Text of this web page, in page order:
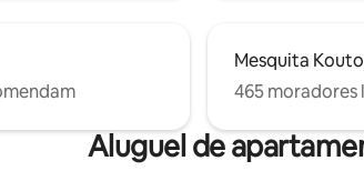
Mesquita
465
Aluguel de